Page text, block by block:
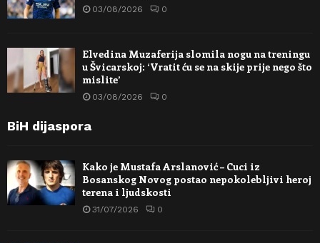
03/08/2026 0
Elvedina Muzaferija slomila nogu na treningu
u Švicarskoj: ‘Vratit ću se na skije prije nego što
mislite’
03/08/2026 0
BiH dijaspora
Kako je Mustafa Arslanović – Cuci iz
Bosanskog Novog postao nepokolebljivi heroj
terena i ljudskosti
31/07/2026 0